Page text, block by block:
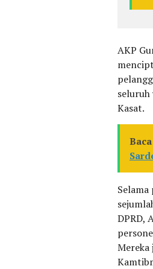
AKP
seluruh
Kasat.
DPRD,
Mereka